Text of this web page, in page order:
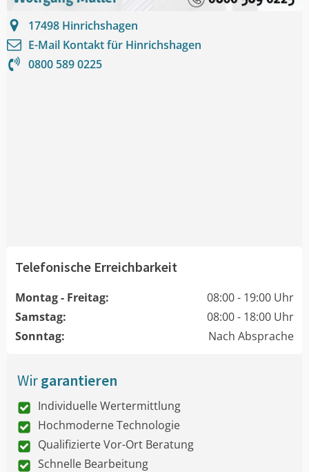
17498 Hinrichshagen
E-Mail Kontakt für Hinrichshagen
0800 589 0225
Telefonische Erreichbarkeit
Montag - Freitag:
08:00 - 19:00 Uhr
Samstag:
08:00 - 18:00 Uhr
Sonntag:
Nach Absprache
Wirgarantieren
Individuelle Wertermittlung
Hochmoderne Technologie
Qualifizierte Vor-Ort Beratung
Schnelle Bearbeitung